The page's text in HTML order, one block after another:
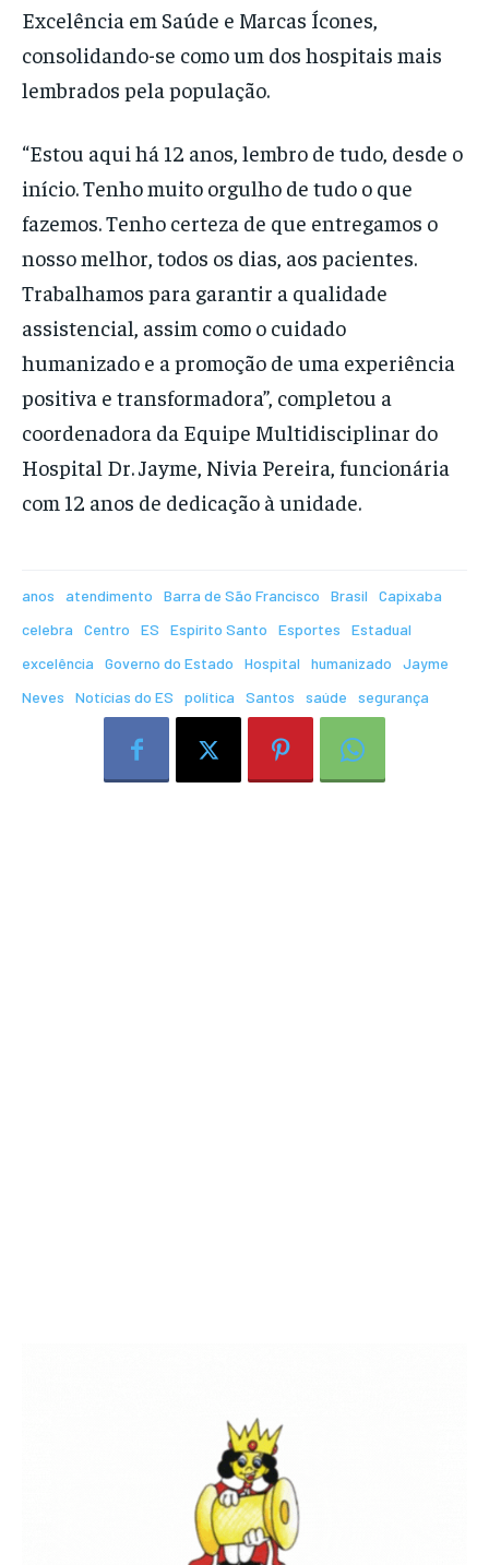
Excelência em Saúde e Marcas Ícones,
consolidando-se como um dos hospitais mais
lembrados pela população.
“Estou aqui há 12 anos, lembro de tudo, desde o
início. Tenho muito orgulho de tudo o que
fazemos. Tenho certeza de que entregamos o
nosso melhor, todos os dias, aos pacientes.
Trabalhamos para garantir a qualidade
assistencial, assim como o cuidado
humanizado e a promoção de uma experiência
positiva e transformadora”, completou a
coordenadora da Equipe Multidisciplinar do
Hospital Dr. Jayme, Nivia Pereira, funcionária
com 12 anos de dedicação à unidade.
anos atendimento Barra de São Francisco Brasil
Capixaba
celebra
Centro ES Espírito Santo Esportes
Estadual
excelência
Governo do Estado Hospital humanizado
Jayme
Neves
Notícias do ES política Santos saúde segurança